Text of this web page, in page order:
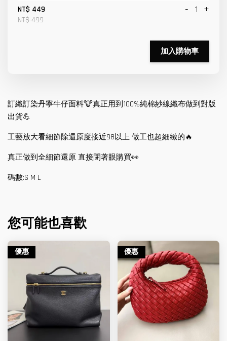
NT$ 449
NT$ 499
- +
加入購物車
訂織訂染丹寧牛仔面料🐮真正用到100%純棉紗線織布做到對版
出貨💪
工藝放大看細節除還原度接近98以上 做工也超細緻的🔥
真正做到全細節還原 直接閉著眼購買👀
碼數:S M L
您可能也喜歡
優惠 優惠